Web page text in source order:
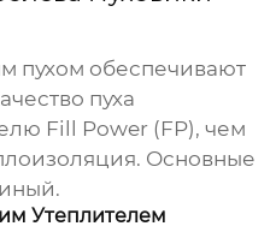
пухом обеспечивают
пуха
Fill Power (FP), чем
Основные
Утеплителем